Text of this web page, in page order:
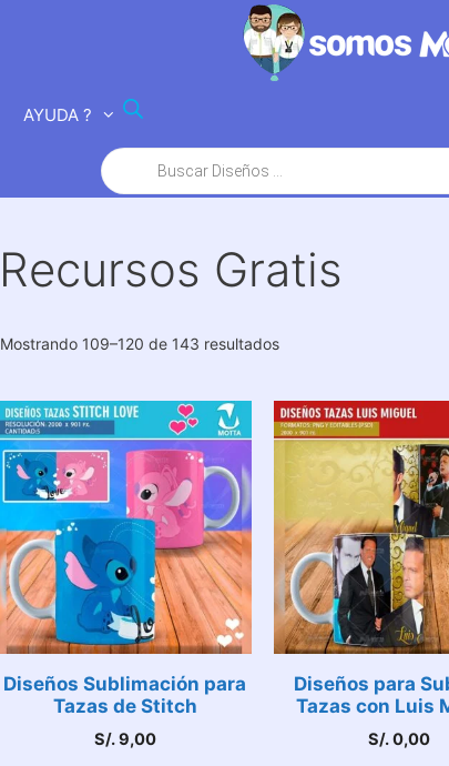
AYUDA ?
Búsqueda
de
productos
Recursos Gratis
Mostrando 109–120 de 143 resultadosOrdenado
últimos
Diseños Sublimación para
Tazas de Stitch
S/.9,00
Diseños para
Tazas con Luis
S/.0,00